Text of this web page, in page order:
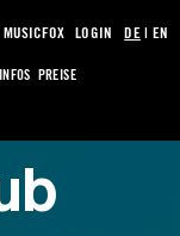
INFOS PREISE
MUSICFOX LOGIN DE| EN